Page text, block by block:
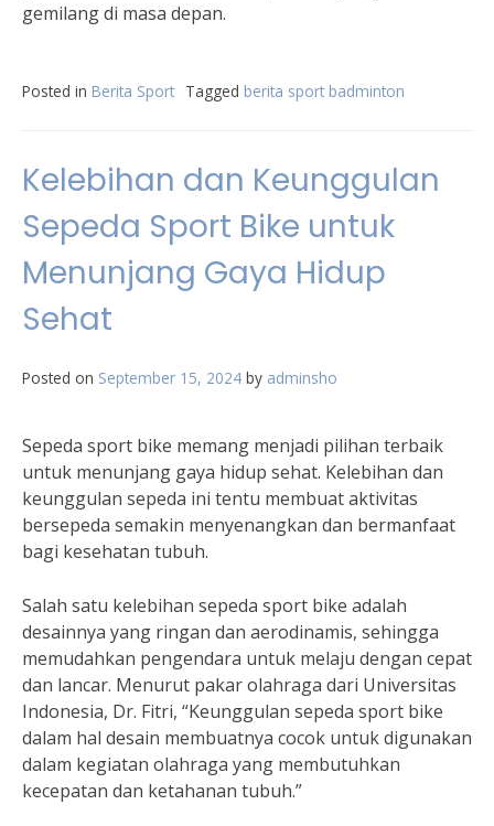
gemilang di masa depan.
Posted in Berita Sport Tagged berita sport badminton
Kelebihan dan Keunggulan
Sepeda Sport Bike untuk
Menunjang Gaya Hidup
Sehat
Posted on September 15, 2024 by adminsho
Sepeda sport bike memang menjadi pilihan terbaik
untuk menunjang gaya hidup sehat. Kelebihan dan
keunggulan sepeda ini tentu membuat aktivitas
bersepeda semakin menyenangkan dan bermanfaat
bagi kesehatan tubuh.
Salah satu kelebihan sepeda sport bike adalah
desainnya yang ringan dan aerodinamis, sehingga
memudahkan pengendara untuk melaju dengan cepat
dan lancar. Menurut pakar olahraga dari Universitas
Indonesia, Dr. Fitri, “Keunggulan sepeda sport bike
dalam hal desain membuatnya cocok untuk digunakan
dalam kegiatan olahraga yang membutuhkan
kecepatan dan ketahanan tubuh.”